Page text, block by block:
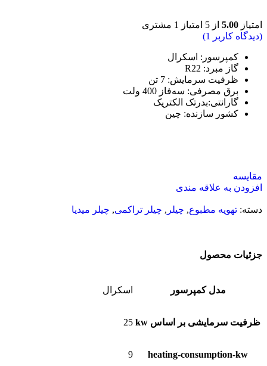
امتیاز 5.00 از 5 امتیاز 1 مشتری
(دیدگاه کاربر
1
)
کمپرسور: اسکرال
گاز مبرد: R22
ظرفیت سرمایش: 7 تن
برق مصرفی: سه‌فاز 400 ولت
گارانتی:بدرتک الکتریک
کشور سازنده: چین
مقایسه
افزودن به علاقه مندی
دسته: تهویه مطبوع, چیلر , چیلر تراکمی, چیلر میدیا
جزئیات محصول
مدل کمپرسور اسکرال
ظرفیت سرمایشی بر اساس kw 25
heating-consumption-kw
9